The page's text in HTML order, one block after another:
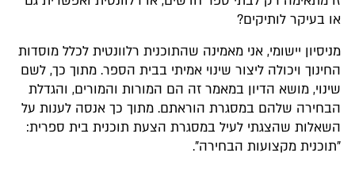
או בעיקר לותיקים?
מניסיון יישומי, אני מאמינה שהתוכנית רלוונטית לכלל מוסדות
החינוך ויכולה ליצור שינוי אמיתי בבית הספר. מתוך כך, לשם
שינוי, מושא הדיון במאמר זה הם המורות והמורים, והגדלת
הבחירה שלהם במסגרת הוראתם. מתוך כך אנסה לענות על
השאלות שהצגתי לעיל במסגרת הצעת תוכנית בית ספרית:
"תוכנית מקצועות הבחירה".